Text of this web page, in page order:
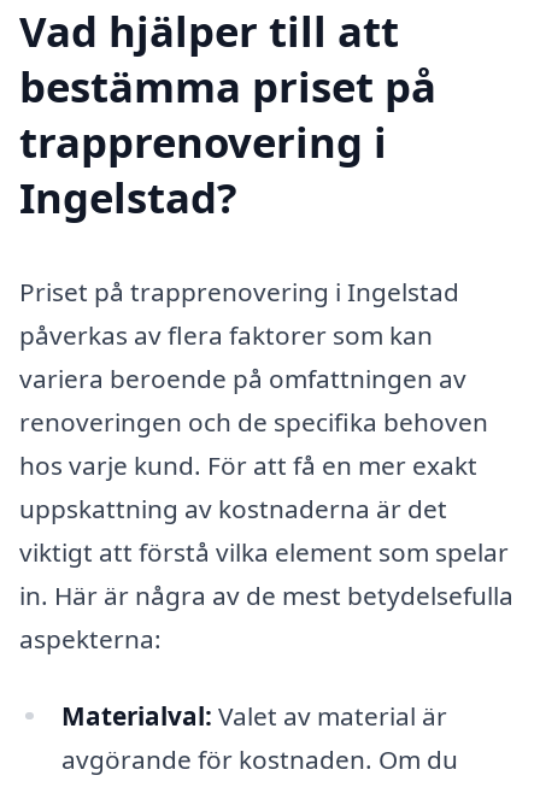
Vad hjälper till att
bestämma priset på
trapprenovering i
Ingelstad?
Priset på trapprenovering i Ingelstad
påverkas av flera faktorer som kan
variera beroende på omfattningen av
renoveringen och de specifika behoven
hos varje kund. För att få en mer exakt
uppskattning av kostnaderna är det
viktigt att förstå vilka element som spelar
in. Här är några av de mest betydelsefulla
aspekterna:
Materialval: Valet av material är
avgörande för kostnaden. Om du